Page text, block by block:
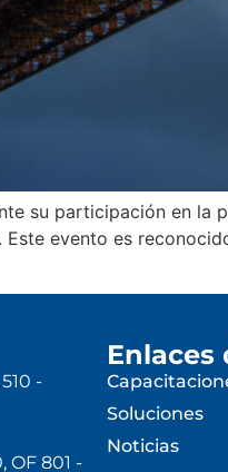
su participación en la
evento es
-
OF 801 -
Enlaces
Soluciones
Noticias